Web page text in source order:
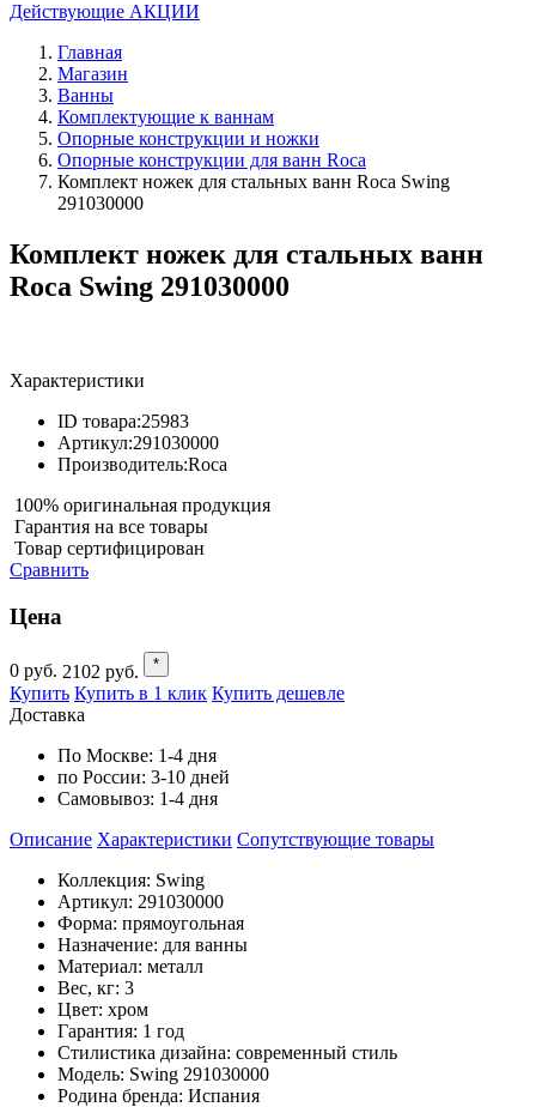
Действующие АКЦИИ
Главная
Магазин
Ванны
Комплектующие к ваннам
Опорные конструкции и ножки
Опорные конструкции для ванн Roca
Комплект ножек для стальных ванн Roca Swing
291030000
Комплект ножек для стальных ванн
Roca Swing 291030000
Характеристики
ID товара:25983
Артикул:291030000
Производитель:Roca
100% оригинальная продукция
Гарантия на все товары
Товар сертифицирован
Сравнить
Цена
0 руб. 2102 руб. *
Купить Купить в 1 клик Купить дешевле
Доставка
По Москве: 1-4 дня
по России: 3-10 дней
Самовывоз: 1-4 дня
Описание Характеристики Cопутствующие товары
Коллекция: Swing
Артикул: 291030000
Форма: прямоугольная
Назначение: для ванны
Материал: металл
Вес, кг: 3
Цвет: хром
Гарантия: 1 год
Стилистика дизайна: современный стиль
Модель: Swing 291030000
Родина бренда: Испания